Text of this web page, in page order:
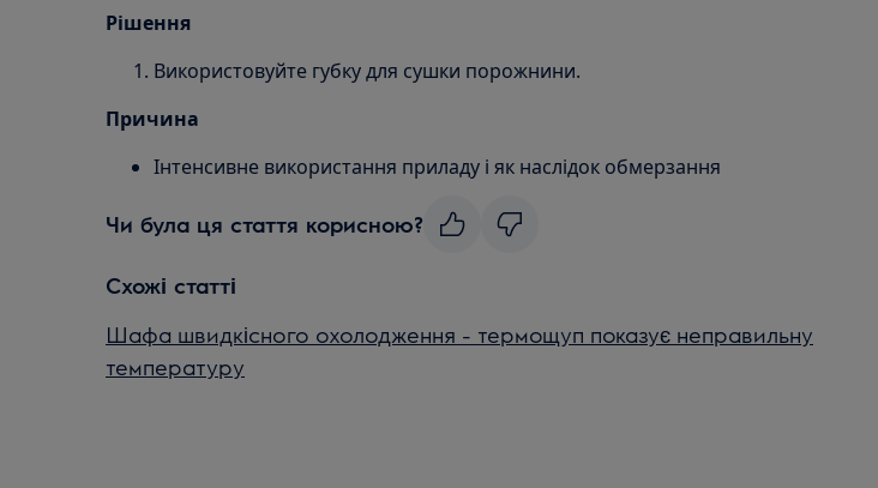
Рішення
Використовуйте губку для сушки порожнини.
Причина
Інтенсивне використання приладу і як наслідок обмерзання
Чи була ця стаття корисною?
Схожі статті
Шафа швидкісного охолодження - термощуп показує неправильну
температуру